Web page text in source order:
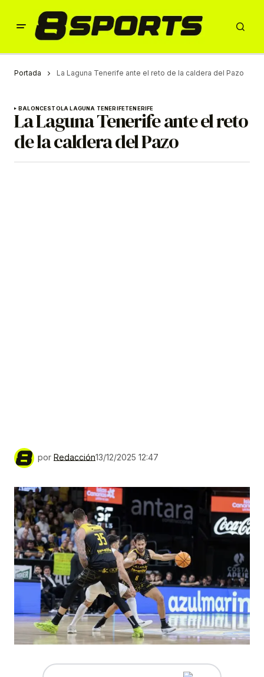
Portada La Laguna Tenerife ante el reto de la caldera del Pazo
BALONCESTOLA LAGUNA TENERIFETENERIFE
La Laguna Tenerife ante el reto
de la caldera del Pazo
por Redacción13/12/2025 12:47